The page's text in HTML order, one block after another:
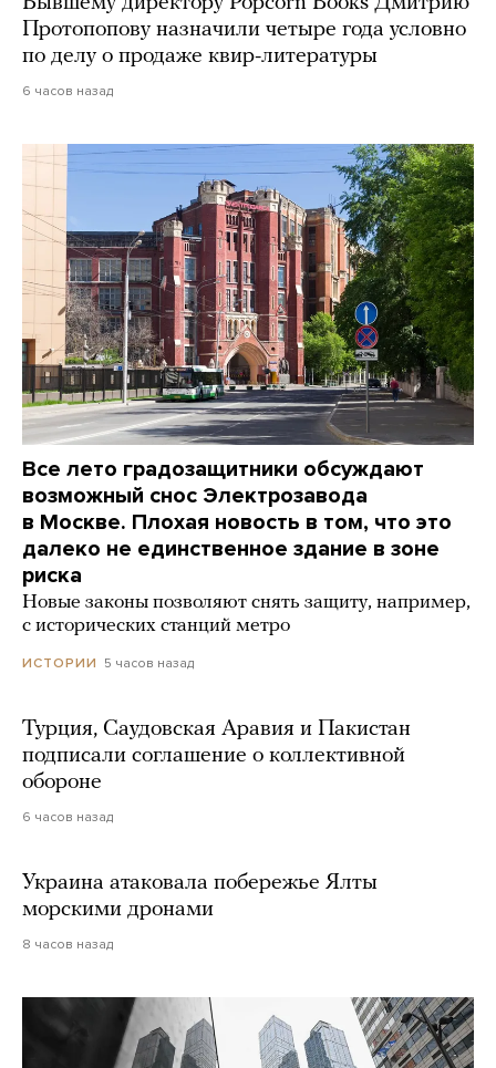
Протопопову назначили четыре года условно
по делу о продаже квир-литературы
6 часов назад
Все лето градозащитники обсуждают
возможный снос Электрозавода
в Москве. Плохая новость в том, что это
далеко не единственное здание в зоне
риска
Новые законы позволяют снять защиту, например,
с исторических станций метро
ИСТОРИИ 5 часов назад
Турция, Саудовская Аравия и Пакистан
подписали соглашение о коллективной
обороне
6 часов назад
Украина атаковала побережье Ялты
морскими дронами
8 часов назад